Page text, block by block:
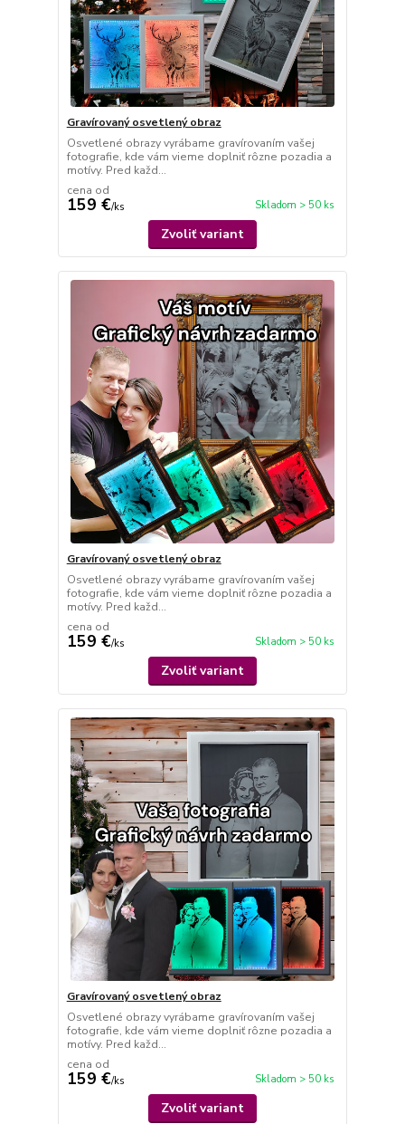
Gravírovaný osvetlený obraz
Osvetlené obrazy vyrábame gravírovaním vašej
fotografie, kde vám vieme doplniť rôzne pozadia a
motívy. Pred každ...
cena od
159 €/ks Skladom > 50 ks
Zvoliť variant
Gravírovaný osvetlený obraz
Osvetlené obrazy vyrábame gravírovaním vašej
fotografie, kde vám vieme doplniť rôzne pozadia a
motívy. Pred každ...
cena od
159 €/ks Skladom > 50 ks
Zvoliť variant
Gravírovaný osvetlený obraz
Osvetlené obrazy vyrábame gravírovaním vašej
fotografie, kde vám vieme doplniť rôzne pozadia a
motívy. Pred každ...
cena od
159 €/ks Skladom > 50 ks
Zvoliť variant